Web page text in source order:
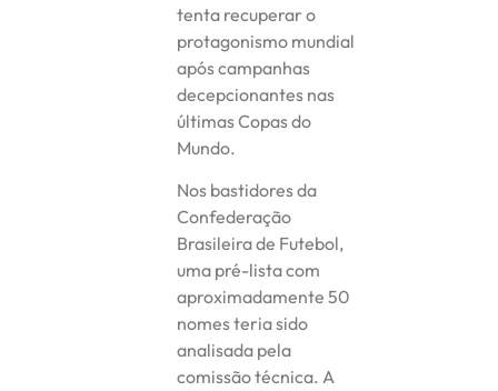
tenta recuperar o
protagonismo mundial
após campanhas
decepcionantes nas
últimas Copas do
Mundo.
Nos bastidores da
Confederação
Brasileira de Futebol,
uma pré-lista com
aproximadamente 50
nomes teria sido
analisada pela
comissão técnica. A